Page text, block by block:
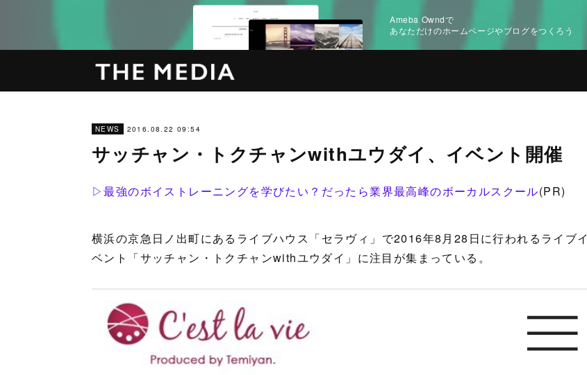
Ameba Owndで
あなただけのホームページやブログをつくろう
NEWS 2016.08.22 09:54
サッチャン・トクチャンwithユウダイ、イベント開催
▷最強のボイストレーニングを学びたい？だったら業界最高峰のボーカルスクール(PR)
横浜の京急日ノ出町にあるライブハウス「セラヴィ」で2016年8月28日に行われるライブイ
ベント「サッチャン・トクチャンwithユウダイ」に注目が集まっている。